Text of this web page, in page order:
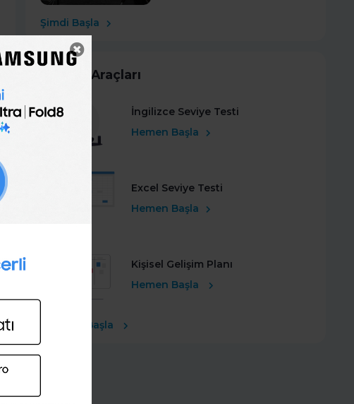
Şimdi Başla
Kariyer Araçları
İngilizce Seviye Testi
Hemen Başla
Excel Seviye Testi
Hemen Başla
Kişisel Gelişim Planı
Hemen Başla
Ücretsiz Başla